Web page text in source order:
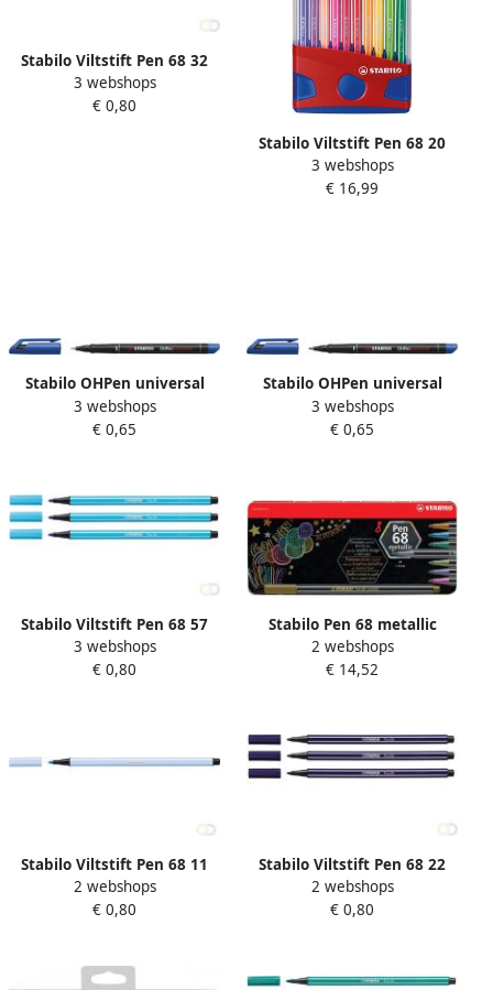
Stabilo Viltstift Pen 68 32
medium donkerblauw
3 webshops
€ 0,80
Stabilo Viltstift Pen 68 20
ColorParade in rood blauw
etui medium assorti etuià
3 webshops
€ 16,99
Stabilo OHPen universal
OHP-marker permanent
superfijn 0 4 mm blauw
3 webshops
€ 0,65
Stabilo OHPen universal
OHP-marker permanent fijn
0 7 mm blauw
3 webshops
€ 0,65
Stabilo Viltstift Pen 68 57
medium azuurblauw
3 webshops
€ 0,80
Stabilo Pen 68 metallic
viltstift 8 kleuren metalen
doos van 8 stuks
2 webshops
€ 14,52
Stabilo Viltstift Pen 68 11
medium ijsblauw
2 webshops
€ 0,80
Stabilo Viltstift Pen 68 22
medium Pruisisch blauw
2 webshops
€ 0,80